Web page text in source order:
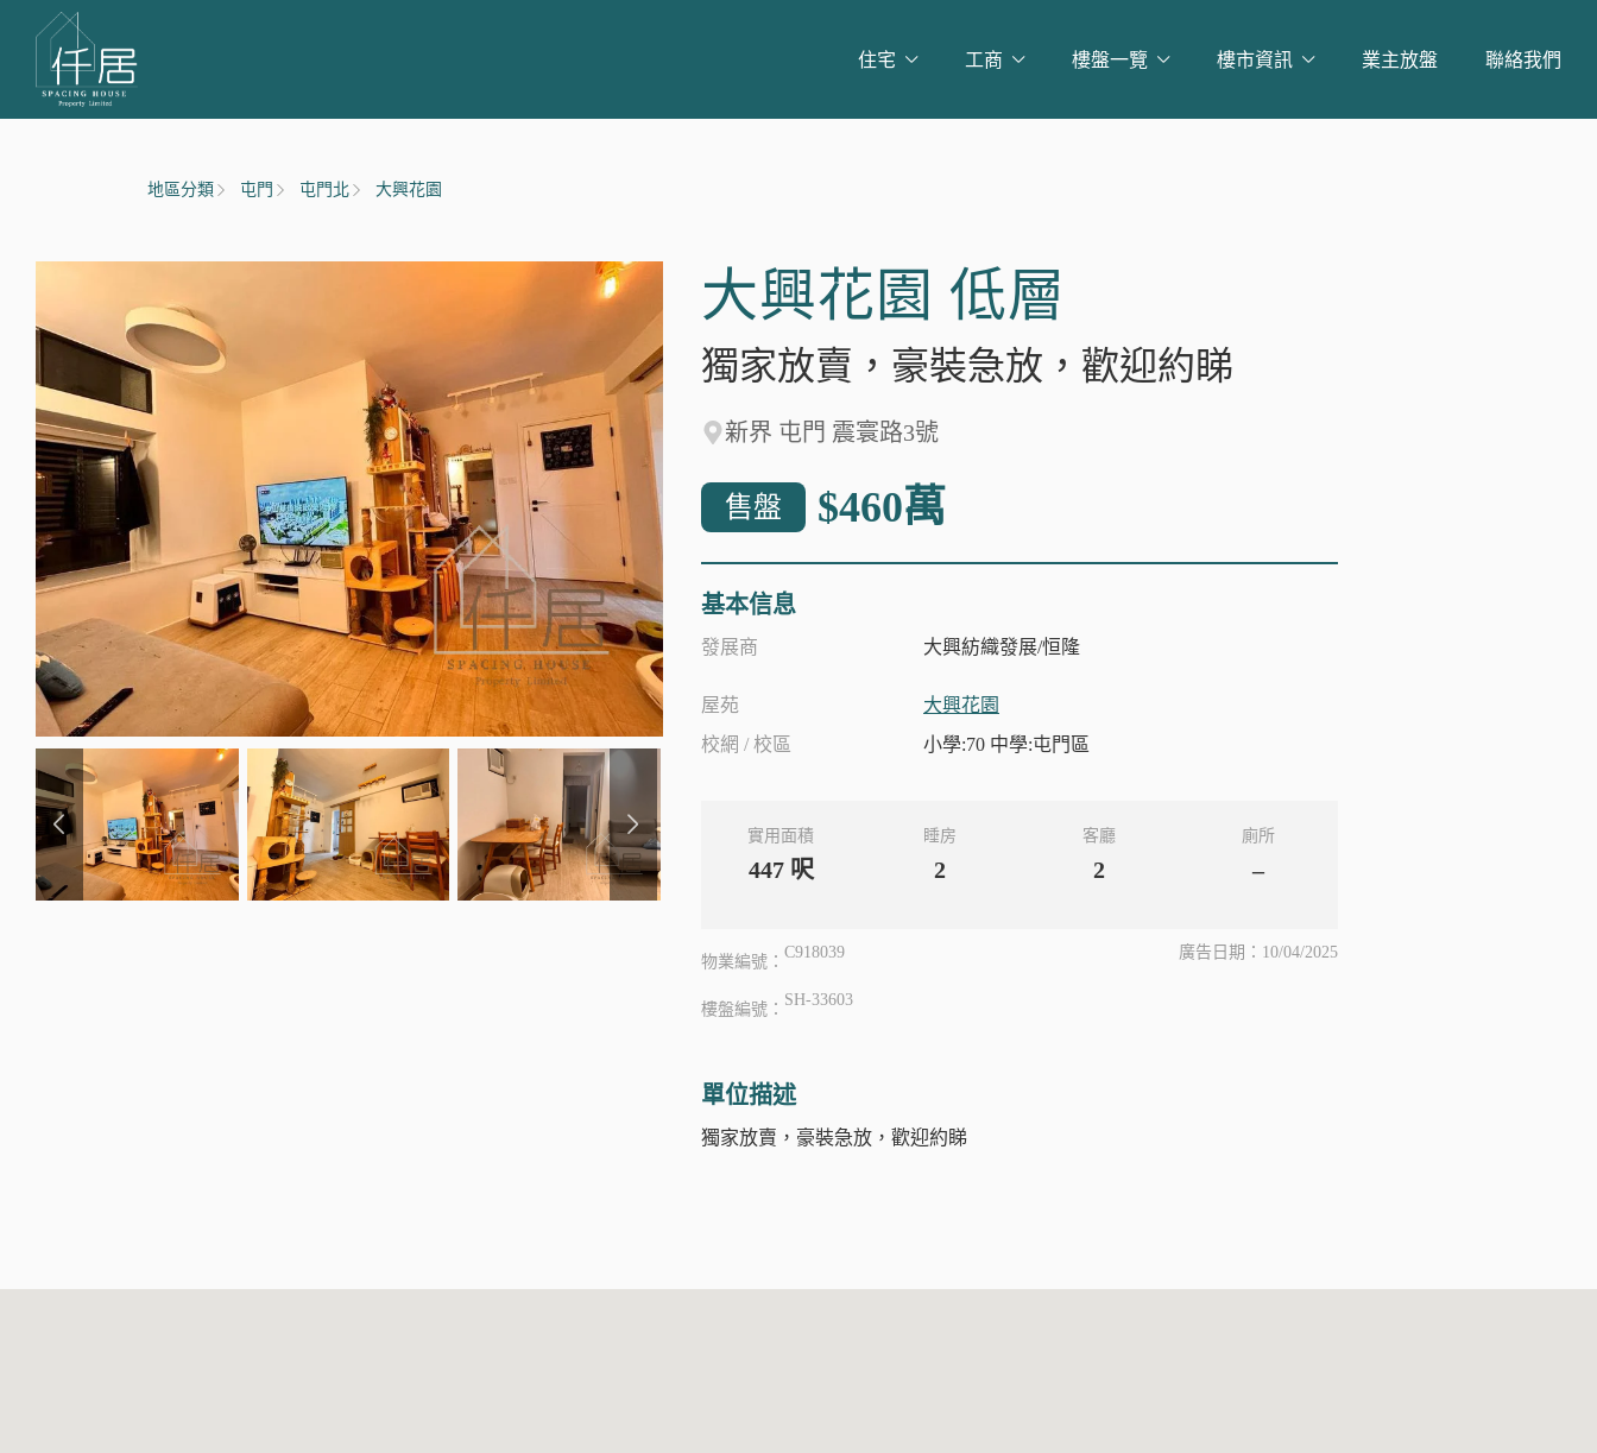
住宅 工商 樓盤一覽 樓市資訊 業主放盤 聯絡我們
地區分類 屯門 屯門北 大興花園
大興花園 低層
獨家放賣，豪裝急放，歡迎約睇
新界 屯門 震寰路3號
售盤 $460萬
基本信息
發展商 大興紡織發展/恒隆
屋苑
大興花園
校網 / 校區
小學:70 中學:屯門區
實用面積
447呎
睡房
2
客廳
2
廁所
–
物業編號：
C918039
樓盤編號：
SH-33603
廣告日期：10/04/2025
單位描述
獨家放賣，豪裝急放，歡迎約睇